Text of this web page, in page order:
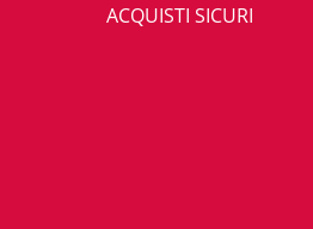
ACQUISTI SICURI